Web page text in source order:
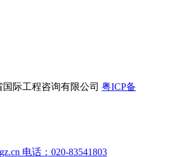
际工程咨询有限公司 粤ICP备
电话：020-83541803